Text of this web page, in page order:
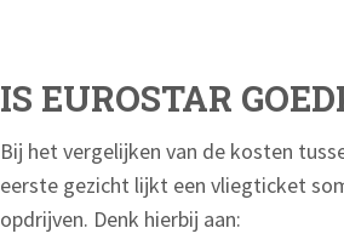
IS EUROSTAR
Bij het vergelijken van de kosten
eerste gezicht lijkt een vliegticket
opdrijven. Denk hierbij aan: